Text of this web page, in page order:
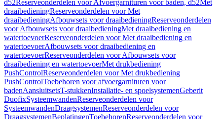
d52Reserveonderdelen voor Afvoergarnituren voor baden, d52Met
draaibedieningReserveonderdelen voor Met
draaibedieningAfbouwsets voor draaibedieningReserveonderdelen
voor Afbouwsets voor draaibedieningMet draaibediening en
watertoevoerReserveonderdelen voor Met draaibediening en
watertoevoerAfbouwsets voor draaibediening en
watertoevoerReserveonderdelen voor Afbouwsets voor
draaibediening en watertoevoerMet drukbediening
PushControlReserveonderdelen voor Met drukbediening
PushControlToebehoren voor afvoergarnituren voor
badenAansluitsetsT-stukkenInstallatie- en spoelsystemenGeberit
DuofixSysteemwandenReserveonderdelen voor
SysteemwandenDraagsystemenReserveonderdelen voor
DraagsystemenBeplatingenToebehorenReserveonderdelen voor